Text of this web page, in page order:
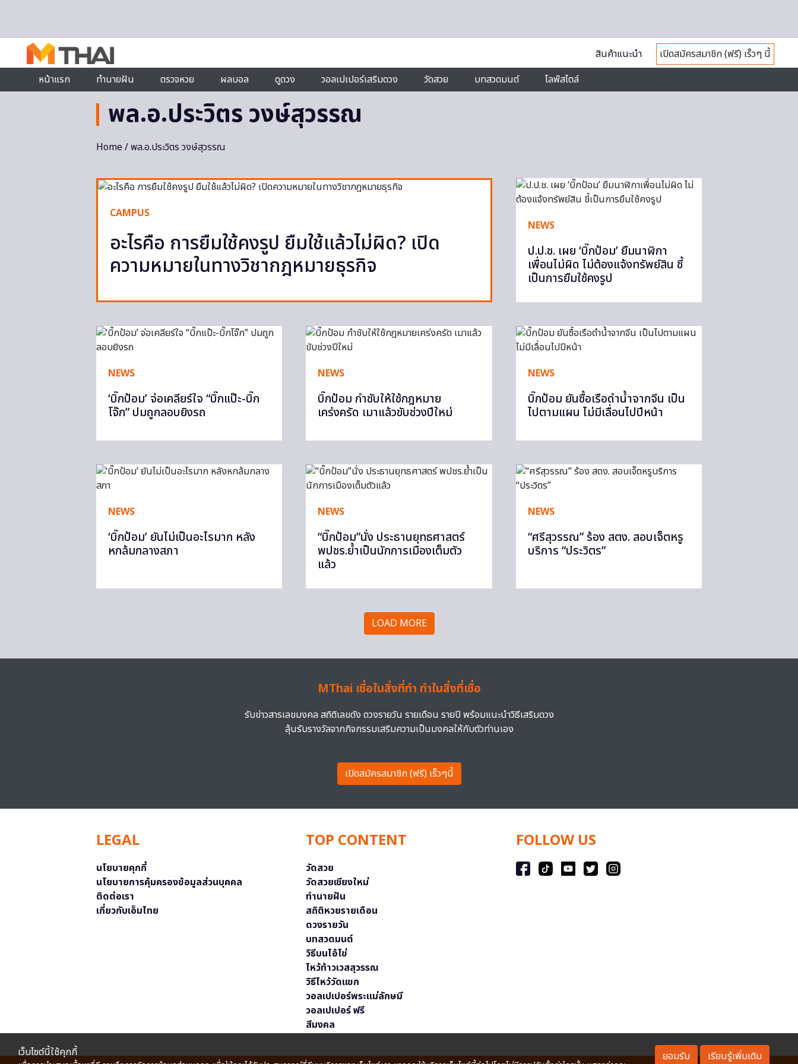
สินค้าแนะนำ
เปิดสมัครสมาชิก (ฟรี) เร็วๆ นี้
หน้าแรก
ทำนายฝัน ตรวจหวย ผลบอล ดูดวง วอลเปเปอร์เสริมดวง วัดสวย บทสวดมนต์ ไลฟ์สไตล์
พล.อ.ประวิตร วงษ์สุวรรณ
Home/ พล.อ.ประวิตร วงษ์สุวรรณ
CAMPUS
อะไรคือ การยืมใช้คงรูป ยืมใช้แล้วไม่ผิด? เปิด
ความหมายในทางวิชากฎหมายธุรกิจ
NEWS
ป.ป.ช. เผย ‘บิ๊กป้อม’ ยืมนาฬิกา
เพื่อนไม่ผิด ไม่ต้องแจ้งทรัพย์สิน ชี้
เป็นการยืมใช้คงรูป
NEWS
‘บิ๊กป้อม’ จ่อเคลียร์ใจ “บิ๊กแป๊ะ-บิ๊ก
โจ๊ก” ปมถูกลอบยิงรถ
NEWS
บิ๊กป้อม กำชับให้ใช้กฎหมาย
เคร่งครัด เมาแล้วขับช่วงปีใหม่
NEWS
บิ๊กป้อม ยันซื้อเรือดำน้ำจากจีน เป็น
ไปตามแผน ไม่มีเลื่อนไปปีหน้า
NEWS
‘บิ๊กป้อม’ ยันไม่เป็นอะไรมาก หลัง
หกล้มกลางสภา
NEWS
“บิ๊กป้อม”นั่ง ประธานยุทธศาสตร์
พปชร.ย้ำเป็นนักการเมืองเต็มตัว
แล้ว
NEWS
“ศรีสุวรรณ” ร้อง สตง. สอบเจ็ตหรู
บริการ “ประวิตร”
LOAD MORE
MThai เชื่อในสิ่งที่ทำ ทำในสิ่งที่เชื่อ
รับข่าวสารเลขมงคล สถิติเลขดัง ดวงรายวัน รายเดือน รายปี พร้อมแนะนำวิธีเสริมดวง
ลุ้นรับรางวัลจากกิจกรรมเสริมความเป็นมงคลให้กับตัวท่านเอง
เปิดสมัครสมาชิก (ฟรี) เร็วๆนี้
LEGAL
นโยบายคุกกี้
นโยบายการคุ้มครองข้อมูลส่วนบุคคล
ติดต่อเรา
เกี่ยวกับเอ็มไทย
TOP CONTENT
วัดสวย
วัดสวยเชียงใหม่
ทำนายฝัน
สถิติหวยรายเดือน
ดวงรายวัน
บทสวดมนต์
วิธีบนไอ้ไข่
ไหว้ท้าวเวสสุวรรณ
วิธีไหว้วัดแขก
วอลเปเปอร์พระแม่ลักษมี
วอลเปเปอร์ ฟรี
สีมงคล
FOLLOW US
เว็บไซต์นี้ใช้คุกกี้ ยอมรับ เรียนรู้เพิ่มเติม